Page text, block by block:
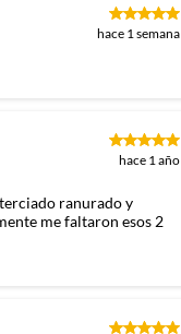
hace 1 semana
hace 1 año
ranurado y
me faltaron esos 2